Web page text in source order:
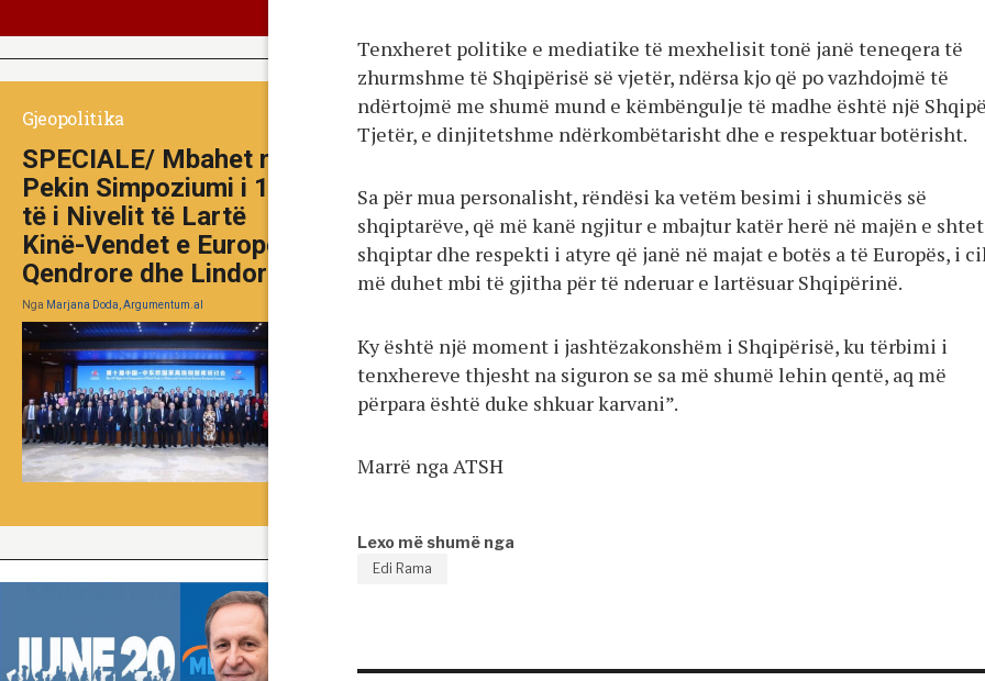
Tenxheret politike e mediatike të mexhelisit tonë janë teneqera të
zhurmshme të Shqipërisë së vjetër, ndërsa kjo që po vazhdojmë të
ndërtojmë me shumë mund e këmbëngulje të madhe është një
Tjetër, e dinjitetshme ndërkombëtarisht dhe e respektuar botërisht.
Sa për mua personalisht, rëndësi ka vetëm besimi i shumicës së
shqiptarëve, që më kanë ngjitur e mbajtur katër herë në majën e
shqiptar dhe respekti i atyre që janë në majat e botës a të Europës, i
më duhet mbi të gjitha për të nderuar e lartësuar Shqipërinë.
Ky është një moment i jashtëzakonshëm i Shqipërisë, ku tërbimi i
tenxhereve thjesht na siguron se sa më shumë lehin qentë, aq më
përpara është duke shkuar karvani”.
Marrë nga ATSH
Lexo më shumë nga
Edi Rama
Gjeopolitika
SPECIALE/ Mbahet në
Pekin Simpoziumi i 10-
të i Nivelit të Lartë
Kinë-Vendet e Europës
Qendrore dhe Lindore
Nga Marjana Doda, Argumentum.al